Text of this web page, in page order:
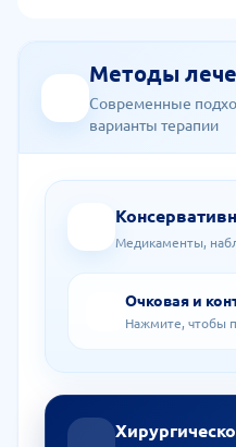
Методы
Современные
варианты терапии
Медикаменты,
Очковая и
Нажмите, чтобы